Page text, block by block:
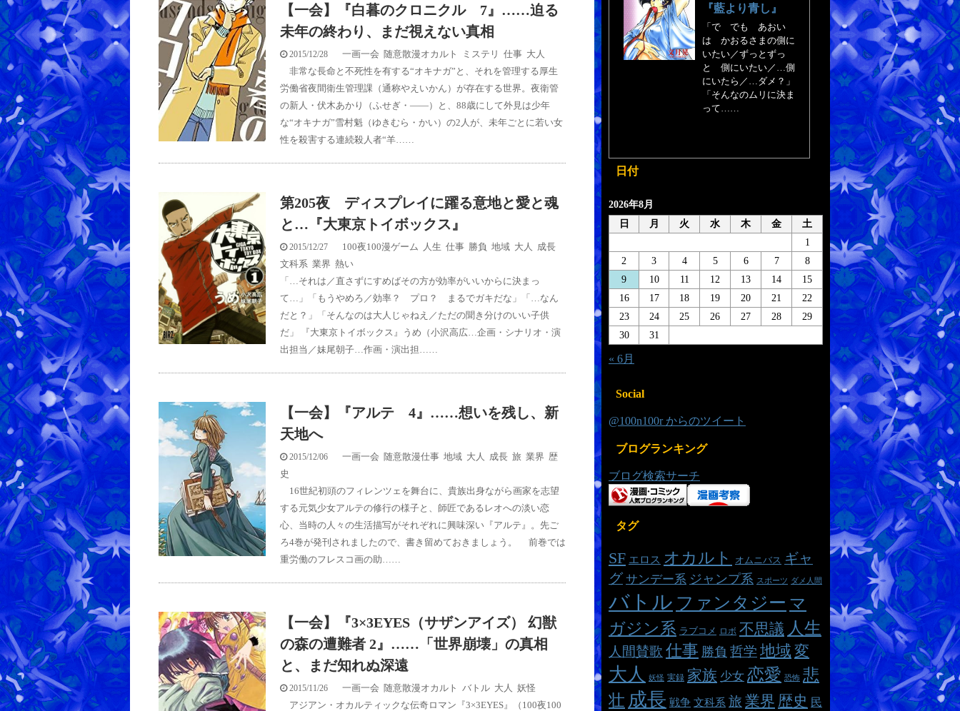
【一会】『白暮のクロニクル 7』……迫る
未年の終わり、まだ視えない真相
2015/12/28 一画一会 随意散漫オカルト ミステリ 仕事 大人
非常な長命と不死性を有する“オキナガ”と、それを管理する厚生
労働省夜間衛生管理課（通称やえいかん）が存在する世界。夜衛管
の新人・伏木あかり（ふせぎ・――）と、88歳にして外見は少年
な“オキナガ”雪村魁（ゆきむら・かい）の2人が、未年ごとに若い女
性を殺害する連続殺人者“羊……
第205夜 ディスプレイに躍る意地と愛と魂
と…『大東京トイボックス』
2015/12/27 100夜100漫ゲーム 人生 仕事 勝負 地域 大人 成長
文科系 業界 熱い
「…それは／直さずにすめばその方が効率がいいからに決まっ
て…」「もうやめろ／効率？ プロ？ まるでガキだな」「…なん
だと？」「そんなのは大人じゃねえ／ただの聞き分けのいい子供
だ」 『大東京トイボックス』うめ（小沢高広…企画・シナリオ・演
出担当／妹尾朝子…作画・演出担……
【一会】『アルテ 4』……想いを残し、新
天地へ
2015/12/06 一画一会 随意散漫仕事 地域 大人 成長 旅 業界 歴
史
16世紀初頭のフィレンツェを舞台に、貴族出身ながら画家を志望
する元気少女アルテの修行の様子と、師匠であるレオへの淡い恋
心、当時の人々の生活描写がそれぞれに興味深い『アルテ』。先ご
ろ4巻が発刊されましたので、書き留めておきましょう。 前巻では
重労働のフレスコ画の助……
【一会】『3×3EYES（サザンアイズ） 幻獣
の森の遭難者 2』……「世界崩壊」の真相
と、まだ知れぬ深遠
2015/11/26 一画一会 随意散漫オカルト バトル 大人 妖怪
アジアン・オカルティックな伝奇ロマン『3×3EYES』（100夜100
『藍より青し』
「で でも あおい
は かおるさまの側に
いたい／ずっとずっ
と 側にいたい／…側
にいたら／…ダメ？」
「そんなのムリに決ま
って……
日付
2026年8月
日
月 火 水 木 金
土
1
2
3 4 5 6 7
8
9
10 11 12 13 14
15
16
17 18 19 20 21
22
23
24 25 26 27 28
29
30
31
« 6月
Social
@100n100r からのツイート
ブログランキング
ブログ検索サーチ
タグ
SF エロス オカルト オムニバス ギャ
グ サンデー系 ジャンプ系 スポーツ ダメ人間
バトル ファンタジー マ
ガジン系 ラブコメ ロボ 不思議 人生
人間賛歌 仕事 勝負 哲学 地域 変
大人 妖怪 実録 家族 少女 恋愛 恐怖 悲
壮 成長 戦争 文科系 旅 業界 歴史 民